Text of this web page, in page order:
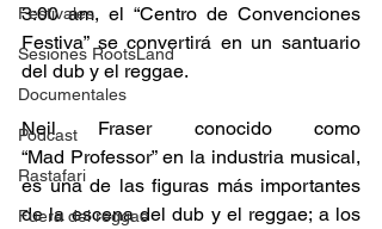
Festivales
Sesiones RootsLand
Documentales
Podcast
Rastafari
Fuera del reggae
3:00 am, el “Centro de Convenciones
Festiva” se convertirá en un santuario
del dub y el reggae.
Neil Fraser conocido como
“Mad Professor” en la industria musical,
es una de las figuras más importantes
de la escena del dub y el reggae; a los